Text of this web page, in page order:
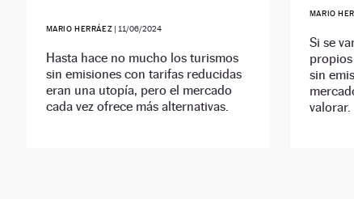
MARIO HERRÁEZ | 11/06/2024
Hasta hace no mucho los turismos
sin emisiones con tarifas reducidas
eran una utopía, pero el mercado
cada vez ofrece más alternativas.
MARIO
Si se
sin
valorar.